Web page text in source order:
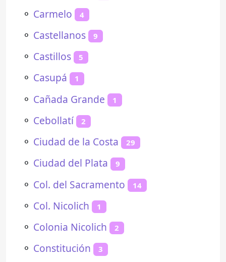
⚬ Carmelo 4
⚬ Castellanos 9
⚬ Castillos 5
⚬ Casupá 1
⚬ Cañada Grande 1
⚬ Cebollatí 2
⚬ Ciudad de la Costa 29
⚬ Ciudad del Plata 9
⚬ Col. del Sacramento 14
⚬ Col. Nicolich 1
⚬ Colonia Nicolich 2
⚬ Constitución 3